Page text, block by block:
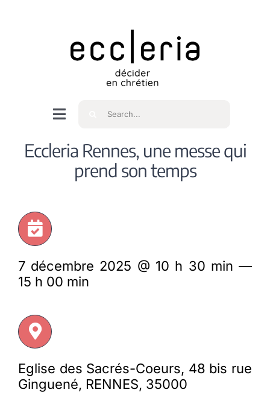
Navigation
bascule
Accueil
Intéressés
Spiritualité
L’actu
Nous soutenir
Rechercher
Eccleria Rennes, une messe qui
prend son temps
7 décembre 2025 @ 10 h 30 min —
15 h 00 min
Eglise des Sacrés-Coeurs, 48 bis rue
Ginguené, RENNES, 35000